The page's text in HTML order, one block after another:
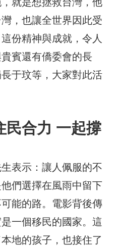
，也讓全世界因此受
份精神與成就，令人
賓還有僑委會的長
于玟等，大家對此活
民合力 一起撐
表示：讓人佩服的不
們選擇在風雨中留下
能的路。電影背後傳
一個移民的國家。這
地的孩子，也接住了